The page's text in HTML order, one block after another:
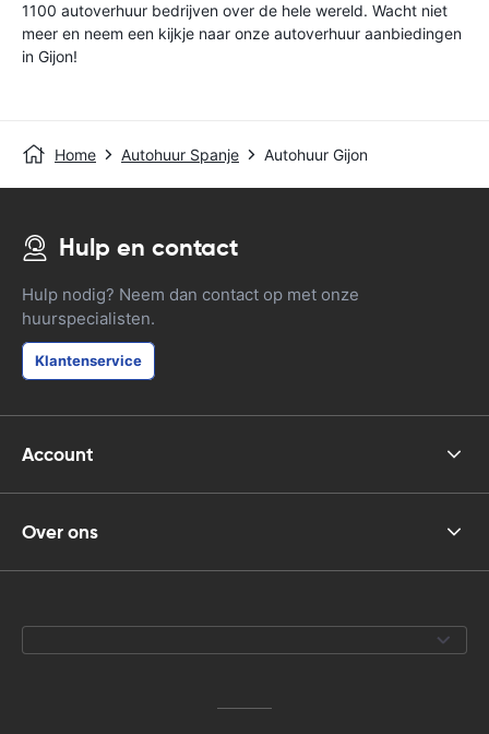
1100 autoverhuur bedrijven over de hele wereld. Wacht niet
meer en neem een kijkje naar onze autoverhuur aanbiedingen
in Gijon!
Home Autohuur Spanje Autohuur Gijon
Hulp en contact
Hulp nodig? Neem dan contact op met onze
huurspecialisten.
Klantenservice
Account
Over ons